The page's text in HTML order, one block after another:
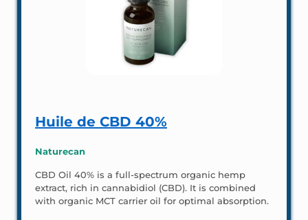
Huile de CBD 40%
Naturecan
CBD Oil 40% is a full-spectrum organic hemp
extract, rich in cannabidiol (CBD). It is combined
with organic MCT carrier oil for optimal absorption.